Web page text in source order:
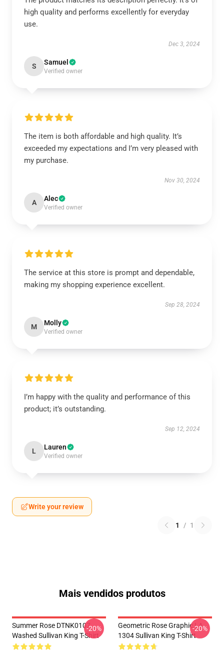
high quality and performs excellently for everyday
use.
Dec 3, 2024
S Samuel
Verified owner
The item is both affordable and high quality. It’s
exceeded my expectations and I’m very pleased with
my purchase.
Nov 30, 2024
A Alec
Verified owner
The service at this store is prompt and dependable,
making my shopping experience excellent.
Sep 28, 2024
M Molly
Verified owner
I’m happy with the quality and performance of this
product; it’s outstanding.
Sep 12, 2024
L Lauren
Verified owner
Write your review
1 / 1
Mais vendidos produtos
Summer Rose DTNK0107
Washed Sullivan King T-Shirt
-20%
Geometric Rose Graphic LA
1304 Sullivan King T-Shirt
-20%